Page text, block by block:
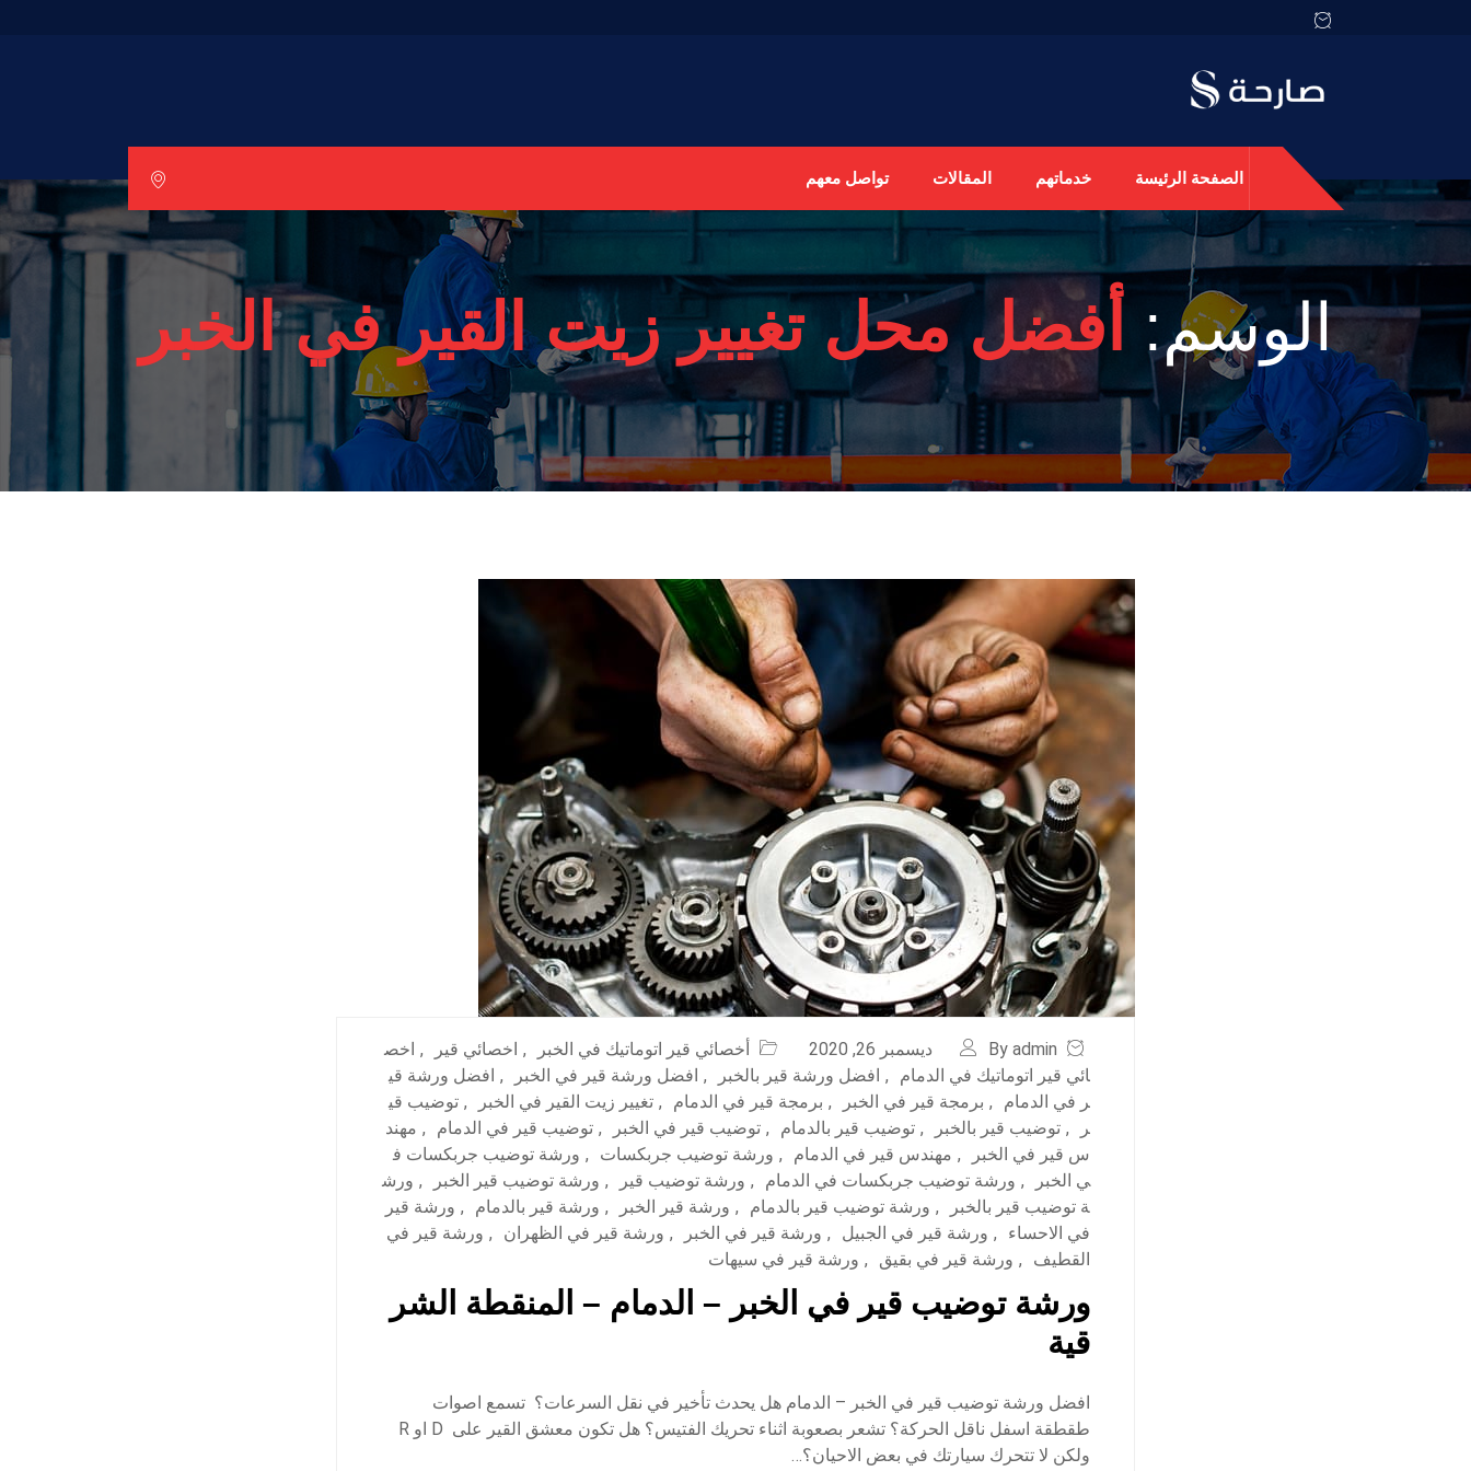
الصفحة الرئيسة خدماتهم المقالات تواصل معهم
الوسم: أفضل محل تغيير زيت القير في الخبر
By admin ديسمبر 26, 2020 أخصائي قير اتوماتيك في الخبر , اخصائي قير , اخص
ائي قير اتوماتيك في الدمام
, افضل ورشة قير بالخبر , افضل ورشة قير في الخبر , افضل ورشة قي
ر في الدمام
, برمجة قير في الخبر , برمجة قير في الدمام , تغيير زيت القير في الخبر , توضيب قي
ر
, توضيب قير بالخبر , توضيب قير بالدمام , توضيب قير في الخبر , توضيب قير في الدمام , مهند
س قير في الخبر
, مهندس قير في الدمام , ورشة توضيب جربكسات , ورشة توضيب جربكسات ف
ي الخبر
, ورشة توضيب جربكسات في الدمام , ورشة توضيب قير , ورشة توضيب قير الخبر , ورش
ة توضيب قير بالخبر
, ورشة توضيب قير بالدمام , ورشة قير الخبر , ورشة قير بالدمام , ورشة قير
في الاحساء
, ورشة قير في الجبيل , ورشة قير في الخبر , ورشة قير في الظهران , ورشة قير في
القطيف
, ورشة قير في بقيق , ورشة قير في سيهات
ورشة توضيب قير في الخبر – الدمام – المنقطة الشر
قية
افضل ورشة توضيب قير في الخبر – الدمام هل يحدث تأخير في نقل السرعات؟ تسمع اصوات
طقطقة اسفل ناقل الحركة؟ تشعر بصعوبة اثناء تحريك الفتيس؟ هل تكون معشق القير على D او R
ولكن لا تتحرك سيارتك في بعض الاحيان؟…